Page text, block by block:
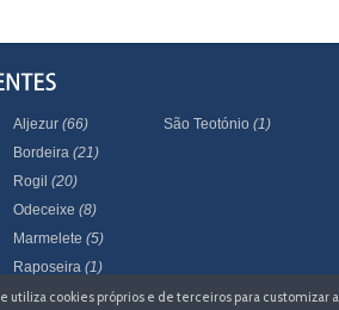
Aljezur (66)
Bordeira (21)
Rogil (20)
Odeceixe (8)
Marmelete (5)
Raposeira (1)
São Teotónio (1)
utiliza cookies próprios e de terceiros para customizar